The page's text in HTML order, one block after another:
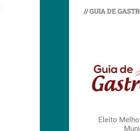
// GUIA DE
Eleito